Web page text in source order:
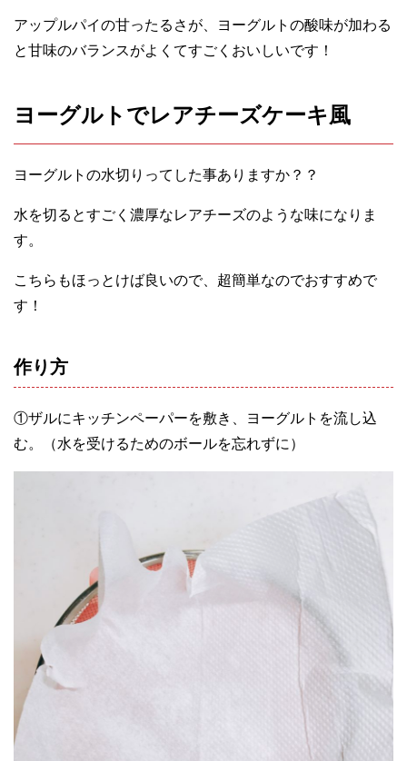
アップルパイの甘ったるさが、ヨーグルトの酸味が加わる
と甘味のバランスがよくてすごくおいしいです！
ヨーグルトでレアチーズケーキ風
ヨーグルトの水切りってした事ありますか？？
水を切るとすごく濃厚なレアチーズのような味になりま
す。
こちらもほっとけば良いので、超簡単なのでおすすめで
す！
作り方
①ザルにキッチンペーパーを敷き、ヨーグルトを流し込
む。（水を受けるためのボールを忘れずに）